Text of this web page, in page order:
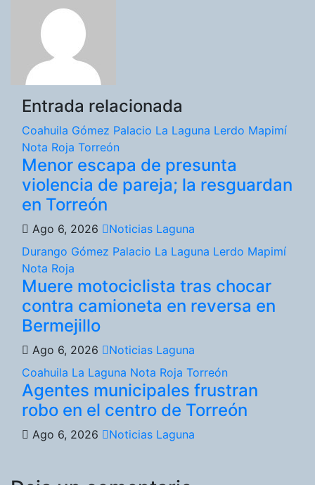
Entrada relacionada
Coahuila Gómez Palacio La Laguna Lerdo Mapimí
Nota Roja Torreón
Menor escapa de presunta
violencia de pareja; la resguardan
en Torreón
Ago 6, 2026
Noticias Laguna
Durango Gómez Palacio La Laguna Lerdo Mapimí
Nota Roja
Muere motociclista tras chocar
contra camioneta en reversa en
Bermejillo
Ago 6, 2026
Noticias Laguna
Coahuila La Laguna Nota Roja Torreón
Agentes municipales frustran
robo en el centro de Torreón
Ago 6, 2026 Noticias Laguna